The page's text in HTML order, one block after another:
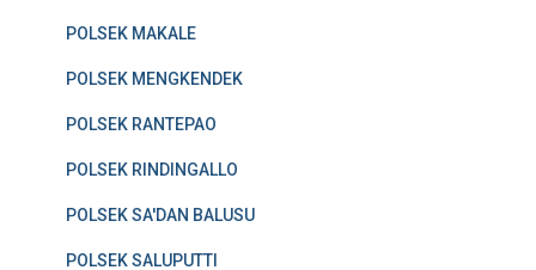
POLSEK MAKALE
POLSEK MENGKENDEK
POLSEK RANTEPAO
POLSEK RINDINGALLO
POLSEK SA'DAN BALUSU
POLSEK SALUPUTTI